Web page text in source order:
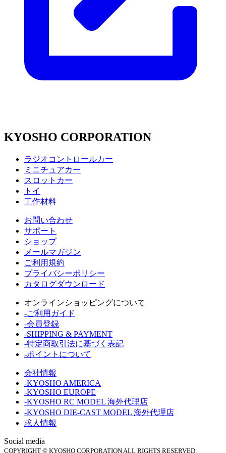
KYOSHO CORPORATION
ラジオコントロールカー
ミニチュアカー
スロットカー
トイ
工作材料
お問い合わせ
サポート
ショップ
メールマガジン
ご利用規約
プライバシーポリシー
カタログダウンロード
オンラインショッピングについて
-ご利用ガイド
-会員登録
-SHIPPING & PAYMENT
-特定商取引法に基づく表記
-ポイントについて
会社情報
-KYOSHO AMERICA
-KYOSHO EUROPE
-KYOSHO RC MODEL 海外代理店
-KYOSHO DIE-CAST MODEL 海外代理店
求人情報
Social media
COPYRIGHT © KYOSHO CORPORATION ALL RIGHTS RESERVED.